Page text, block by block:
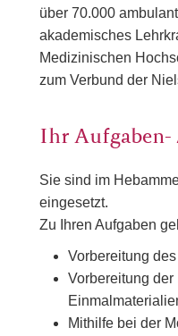
über 70.000
akademisches
Medizinischen
zum Verbund der
Ihr Aufgaben-
Sie sind im
eingesetzt.
Zu Ihren Aufgaben
Vorbereitung
Vorbereitung der
Mithilfe bei der